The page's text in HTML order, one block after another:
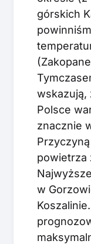
górskich
wskazują,
Polsce
znacznie
Przyczyną
powietrza
w